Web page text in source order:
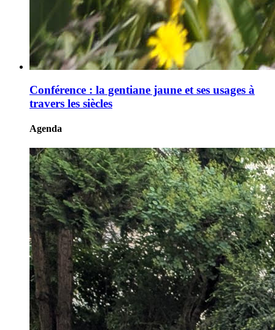
Conférence : la gentiane jaune et ses usages à
travers les siècles
Agenda